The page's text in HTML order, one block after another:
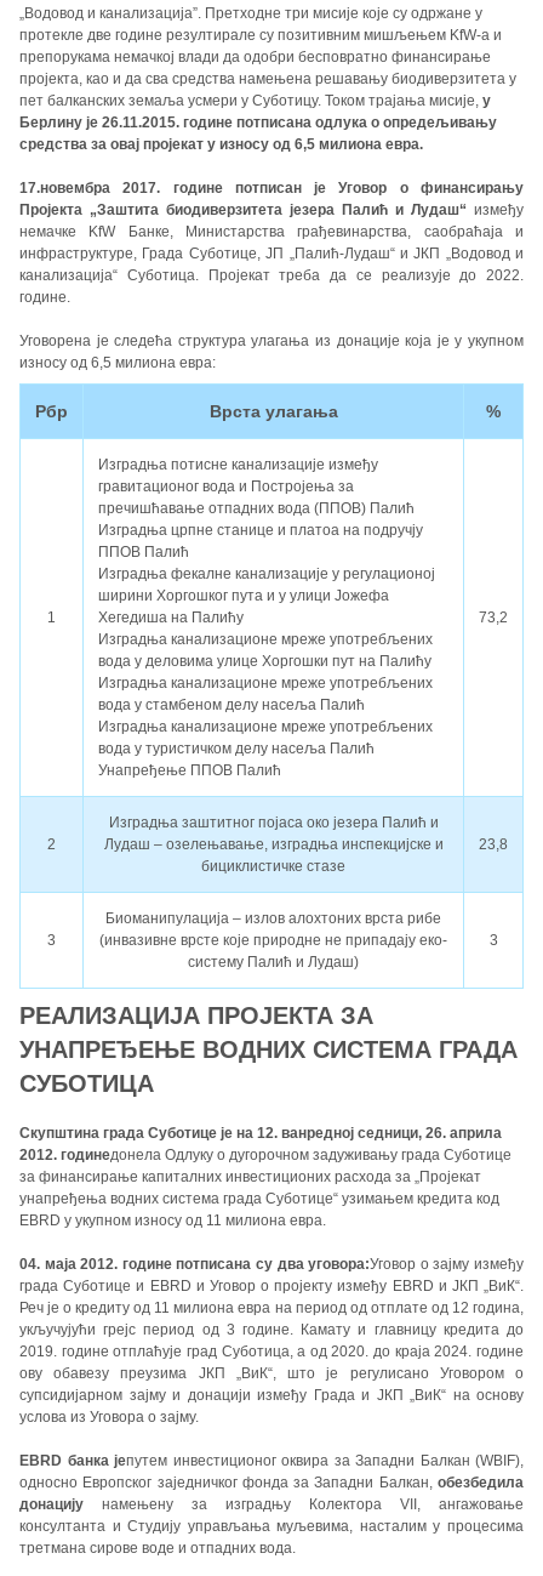
„Водовод и канализација”. Претходне три мисије које су одржане у
протекле две године резултирале су позитивним мишљењем KfW-a и
препорукама немачкој влади да одобри бесповратно финансирање
пројекта, као и да сва средства намењена решавању биодиверзитета у
пет балканских земаља усмери у Суботицу. Током трајања мисије, у
Берлину је 26.11.2015. године потписана одлука о опредељивању
средства за овај пројекат у износу од 6,5 милиона евра.
17.новембра 2017. године потписан је Уговор о финансирању
Пројекта „Заштита биодиверзитета језера Палић и Лудаш“ између
немачке KfW Банке, Министарства грађевинарства, саобраћаја и
инфраструктуре, Града Суботице, ЈП „Палић-Лудаш“ и ЈКП „Водовод и
канализација“ Суботица. Пројекат треба да се реализује до 2022.
године.
Уговорена је следећа структура улагања из донације која је у укупном
износу од 6,5 милиона евра:
Рбр Врста улагања %
1
Изградња потисне канализације између
гравитационог вода и Постројења за
пречишћавање отпадних вода (ППОВ) Палић
Изградња црпне станице и платоа на подручју
ППОВ Палић
Изградња фекалне канализације у регулационој
ширини Хоргошког пута и у улици Јожефа
Хегедиша на Палићу
Изградња канализационе мреже употребљених
вода у деловима улице Хоргошки пут на Палићу
Изградња канализационе мреже употребљених
вода у стамбеном делу насеља Палић
Изградња канализационе мреже употребљених
вода у туристичком делу насеља Палић
Унапређење ППОВ Палић
73,2
2
Изградња заштитног појаса око језера Палић и
Лудаш – озелењавање, изградња инспекцијске и
бициклистичке стазе
23,8
3
Биоманипулација – излов алохтоних врста рибе
(инвазивне врсте које природне не припадају еко-
систему Палић и Лудаш)
3
РЕАЛИЗАЦИЈА ПРОЈЕКТА ЗА
УНАПРЕЂЕЊЕ ВОДНИХ СИСТЕМА ГРАДА
СУБОТИЦА
Скупштина града Суботице је на 12. ванредној седници, 26. априла
2012. годинедонела Одлуку о дугорочном задуживању града Суботице
за финансирање капиталних инвестиционих расхода за „Пројекат
унапређења водних система града Суботице“ узимањем кредита код
EBRD у укупном износу од 11 милиона евра.
04. маја 2012. године потписана су два уговора:Уговор о зајму између
града Суботице и EBRD и Уговор о пројекту између EBRD и ЈКП „ВиК“.
Реч је о кредиту од 11 милиона евра на период од отплате од 12 година,
укључујући грејс период од 3 године. Камату и главницу кредита до
2019. године отплаћује град Суботица, а од 2020. до краја 2024. године
ову обавезу преузима ЈКП „ВиК“, што је регулисано Уговором о
супсидијарном зајму и донацији између Града и ЈКП „ВиК“ на основу
услова из Уговора о зајму.
EBRD банка јепутем инвестиционог оквира за Западни Балкан (WBIF),
односно Европског заједничког фонда за Западни Балкан, обезбедила
донацију намењену за изградњу Колектора VII, ангажовање
консултанта и Студију управљања муљевима, насталим у процесима
третмана сирове воде и отпадних вода.